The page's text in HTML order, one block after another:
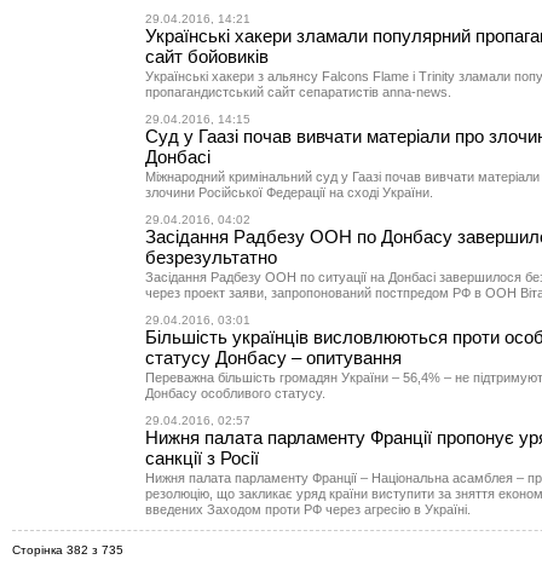
29.04.2016, 14:21
Українські хакери зламали популярний
сайт бойовиків
Українські хакери з альянсу Falcons Flame і Trinity зламали
пропагандистський сайт сепаратистів anna-news.
29.04.2016, 14:15
Суд у Гаазі почав вивчати матеріали про
Донбасі
Міжнародний кримінальний суд у Гаазі почав вивчати матеріали
злочини Російської Федерації на сході України.
29.04.2016, 04:02
Засідання Радбезу ООН по Донбасу
безрезультатно
Засідання Радбезу ООН по ситуації на Донбасі завершилося
через проект заяви, запропонований постпредом РФ в ООН
29.04.2016, 03:01
Більшість українців висловлюються проти
статусу Донбасу – опитування
Переважна більшість громадян України – 56,4% – не
Донбасу особливого статусу.
29.04.2016, 02:57
Нижня палата парламенту Франції пропонує
санкції з Росії
Нижня палата парламенту Франції – Національна асамблея –
резолюцію, що закликає уряд країни виступити за зняття
введених Заходом проти РФ через агресію в Україні.
Сторінка 382 з 735